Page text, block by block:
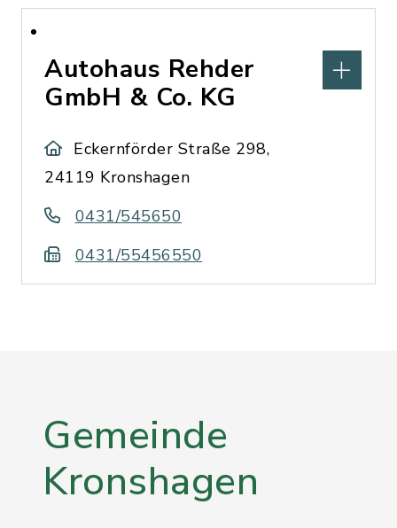
Autohaus Rehder
GmbH & Co. KG
Eckernförder Straße 298,
24119 Kronshagen
0431/545650
0431/55456550
Gemeinde
Kronshagen